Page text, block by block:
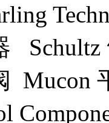
Schultz
Mucon